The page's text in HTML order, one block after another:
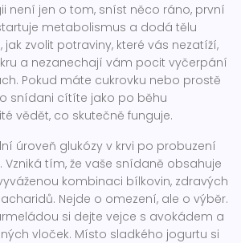
není jen o tom, sníst něco ráno, první
metabolismus a dodá tělu
jak zvolit potraviny, které vás nezatíží,
a nezanechají vám pocit vyčerpání
Pokud máte cukrovku nebo prostě
snídani cítíte jako po běhu
vědět, co skutečně funguje.
úroveň glukózy v krvi po probuzení
Vzniká tím, že vaše snídaně obsahuje
kombinaci bílkovin, zdravých
. Nejde o omezení, ale o výběr.
si dejte vejce s avokádem a
vloček. Místo sladkého jogurtu si